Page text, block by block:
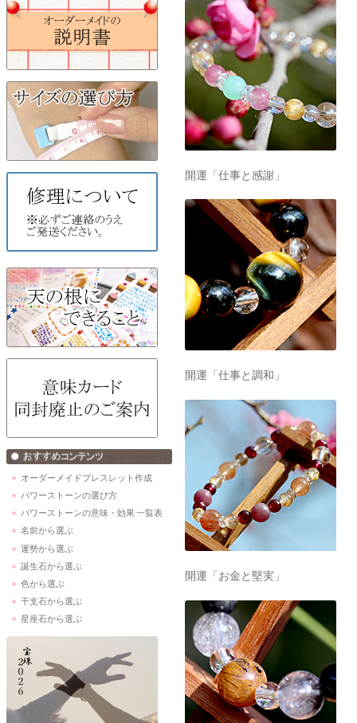
オーダーメイドブレスレット作成
パワーストーンの選び方
パワーストーンの意味・効果 一覧表
名前から選ぶ
運勢から選ぶ
誕生石から選ぶ
色から選ぶ
干支石から選ぶ
星座石から選ぶ
開運「仕事と感謝」
開運「仕事と調和」
開運「お金と堅実」